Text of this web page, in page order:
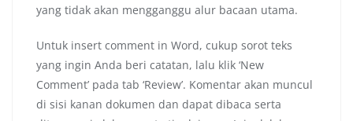
yang tidak akan mengganggu alur bacaan utama.
Untuk insert comment in Word, cukup sorot teks
yang ingin Anda beri catatan, lalu klik ‘New
Comment’ pada tab ‘Review’. Komentar akan muncul
di sisi kanan dokumen dan dapat dibaca serta